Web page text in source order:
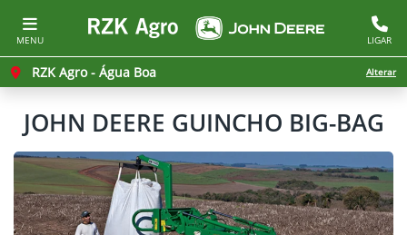
MENU LIGAR
RZK Agro - Água Boa Alterar
JOHN DEERE GUINCHO BIG-BAG